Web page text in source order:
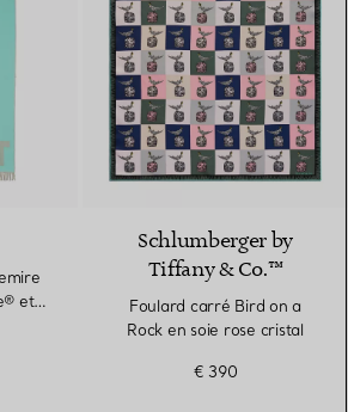
et
Schlumberger by
Tiffany & Co.™
Foulard carré Bird on a
Rock en soie rose cristal
€ 390